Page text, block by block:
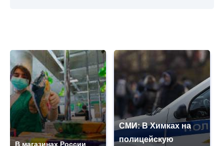
В магазинах России
СМИ: В Химках на
полицейскую